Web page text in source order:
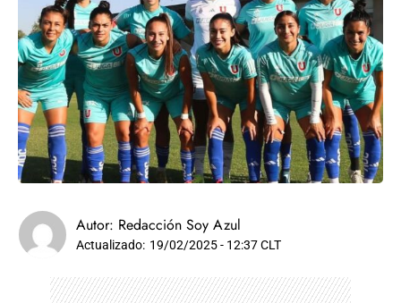
Autor: Redacción Soy Azul
Actualizado: 19/02/2025 - 12:37 CLT